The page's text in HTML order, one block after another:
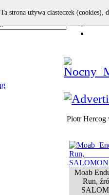
Piotr Hercog
Moab
Run,
Ta strona używa ciasteczek (cookies),